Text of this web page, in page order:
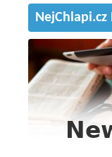
NejChlapi.cz